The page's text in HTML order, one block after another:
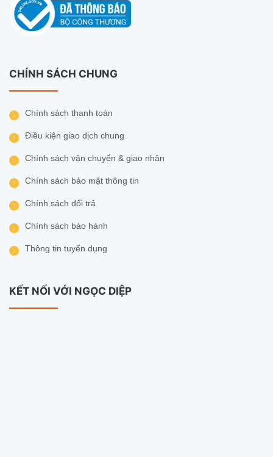
CHÍNH SÁCH CHUNG
Chính sách thanh toán
Điều kiện giao dịch chung
Chính sách vận chuyển & giao nhận
Chính sách bảo mật thông tin
Chính sách đổi trả
Chính sách bảo hành
Thông tin tuyển dụng
KẾT NỐI VỚI NGỌC DIỆP